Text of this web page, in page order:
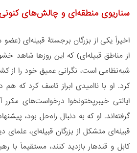
سناریوی منطقه‌ای و چالش‌های کنونی
اخیراً یکی از بزرگان برجستۀ قبیله‌ای
از مناطق قبیله‌ای) که این روزها شاهد
شبه‌نظامی است، نگرانی عمیق خود را از
کرد. او با ناامیدی ابراز تاسف کرد که
ایالتی خیبرپختونخوا درخواست‌های مکرر
گرفته‌اند. او که به دنبال راه‌حل بود،
قبیله‌ای متشکل از بزرگان قبیله‌ای، علمای
کابل و قندهار بازدید کنند، مستقیماً با